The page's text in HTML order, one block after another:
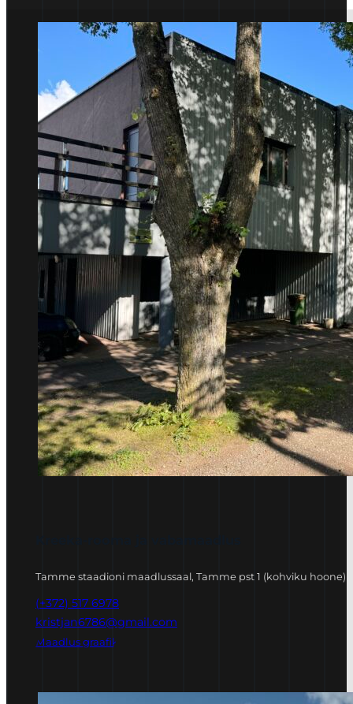
Tamme staadioni maadlussaal, Tamme pst 1 (kohviku hoone)
(+372) 517 6978
kristjan6786@gmail.com
Maadlus graafik